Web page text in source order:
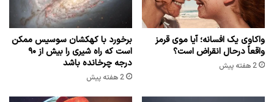
واکاوی یک افسانه؛ آیا موی قرمز
واقعاً درحال انقراض است؟
2 هفته پیش
برخورد با کهکشان سوسیس ممکن
است که راه شیری را بیش از ۹۰
درجه چرخانده باشد
2 هفته پیش